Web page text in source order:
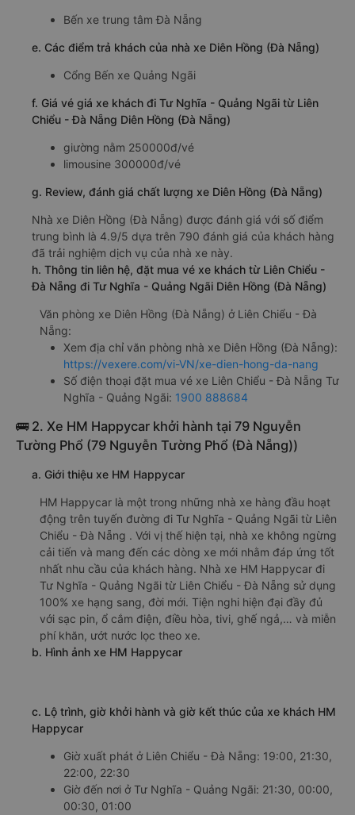
Bến xe trung tâm Đà Nẵng
e. Các điểm trả khách của nhà xe Diên Hồng (Đà Nẵng)
Cổng Bến xe Quảng Ngãi
f. Giá vé giá xe khách đi Tư Nghĩa - Quảng Ngãi từ Liên
Chiểu - Đà Nẵng Diên Hồng (Đà Nẵng)
giường nằm 250000đ/vé
limousine 300000đ/vé
g. Review, đánh giá chất lượng xe Diên Hồng (Đà Nẵng)
Nhà xe Diên Hồng (Đà Nẵng) được đánh giá với số điểm
trung bình là 4.9/5 dựa trên 790 đánh giá của khách hàng
đã trải nghiệm dịch vụ của nhà xe này.
h. Thông tin liên hệ, đặt mua vé xe khách từ Liên Chiểu -
Đà Nẵng đi Tư Nghĩa - Quảng Ngãi Diên Hồng (Đà Nẵng)
Văn phòng xe Diên Hồng (Đà Nẵng) ở Liên Chiểu - Đà
Nẵng:
Xem địa chỉ văn phòng nhà xe Diên Hồng (Đà Nẵng):
https://vexere.com/vi-VN/xe-dien-hong-da-nang
Số điện thoại đặt mua vé xe Liên Chiểu - Đà Nẵng Tư
Nghĩa - Quảng Ngãi: 1900 888684
🚌 2. Xe HM Happycar khởi hành tại 79 Nguyễn
Tường Phổ (79 Nguyễn Tường Phổ (Đà Nẵng))
a. Giới thiệu xe HM Happycar
HM Happycar là một trong những nhà xe hàng đầu hoạt
động trên tuyến đường đi Tư Nghĩa - Quảng Ngãi từ Liên
Chiểu - Đà Nẵng . Với vị thế hiện tại, nhà xe không ngừng
cải tiến và mang đến các dòng xe mới nhằm đáp ứng tốt
nhất nhu cầu của khách hàng. Nhà xe HM Happycar đi
Tư Nghĩa - Quảng Ngãi từ Liên Chiểu - Đà Nẵng sử dụng
100% xe hạng sang, đời mới. Tiện nghi hiện đại đầy đủ
với sạc pin, ổ cắm điện, điều hòa, tivi, ghế ngả,… và miễn
phí khăn, ướt nước lọc theo xe.
b. Hình ảnh xe HM Happycar
c. Lộ trình, giờ khởi hành và giờ kết thúc của xe khách HM
Happycar
Giờ xuất phát ở Liên Chiểu - Đà Nẵng: 19:00, 21:30,
22:00, 22:30
Giờ đến nơi ở Tư Nghĩa - Quảng Ngãi: 21:30, 00:00,
00:30, 01:00